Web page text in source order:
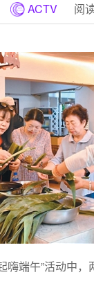
ACTV 阅
嗨端午”活动中，